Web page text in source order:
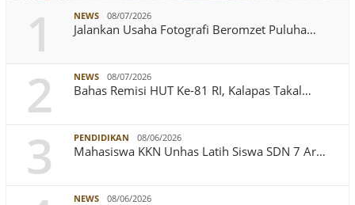
1 NEWS 08/07/2026
Jalankan Usaha Fotografi Beromzet Puluha…
2 NEWS 08/07/2026
Bahas Remisi HUT Ke-81 RI, Kalapas Takal…
3 PENDIDIKAN 08/06/2026
Mahasiswa KKN Unhas Latih Siswa SDN 7 Ar…
NEWS 08/06/2026